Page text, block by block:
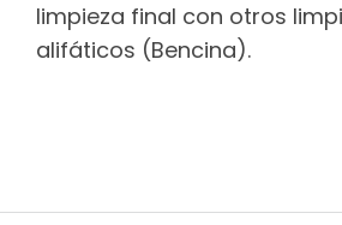
limpieza final con otros
alifáticos (Bencina).